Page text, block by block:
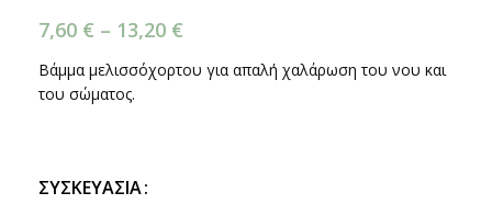
7,60 € – 13,20 €
Βάμμα μελισσόχορτου για απαλή χαλάρωση του νου και
του σώματος.
ΣΥΣΚΕΥΑΣΊΑ